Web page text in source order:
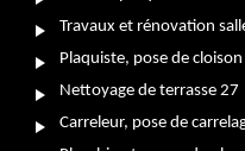
Travaux et rénovation
Plaquiste, pose de
Nettoyage de terrasse 27
Carreleur, pose de